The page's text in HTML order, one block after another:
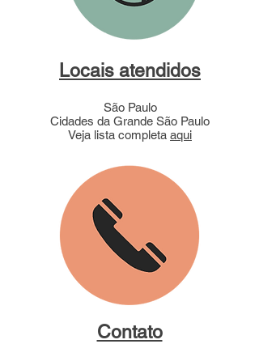
Locais atendidos
São Paulo
Cidades da Grande São Paulo
Veja lista completa aqui
Contato